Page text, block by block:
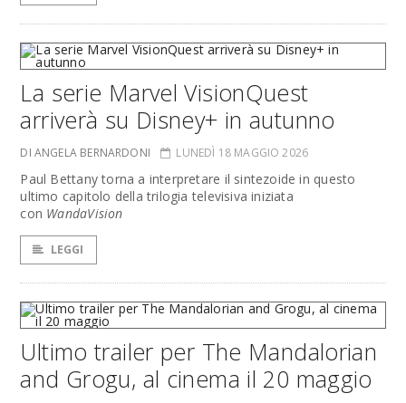
La serie Marvel VisionQuest
arriverà su Disney+ in autunno
DI ANGELA BERNARDONI LUNEDÌ 18 MAGGIO 2026
Paul Bettany torna a interpretare il sintezoide in questo
ultimo capitolo della trilogia televisiva iniziata
con WandaVision
LEGGI
Ultimo trailer per The Mandalorian
and Grogu, al cinema il 20 maggio